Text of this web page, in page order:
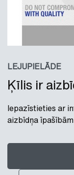
LEJUPIELĀDE
Ķīlis ir
Iepazīstieties ar
aizbīdņa